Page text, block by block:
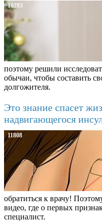
10283
поэтому решили
обычаи, чтобы составить
долгожителя.
Это знание спасет
надвигающегося
11808
обратиться к врачу!
видео, где о первых
специалист.